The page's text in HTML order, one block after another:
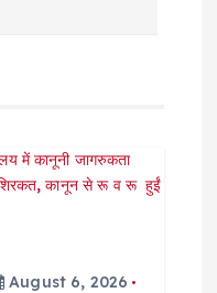
August 6, 2026